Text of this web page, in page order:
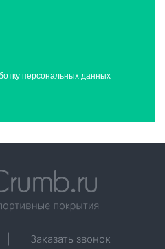
персональных данных
Заказать звонок